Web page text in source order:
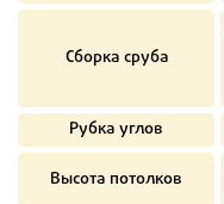
Сборка сруба
Рубка углов
Высота потолков